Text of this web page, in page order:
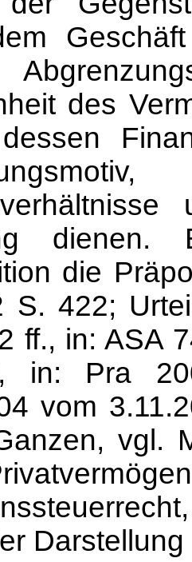
des
die
S. 422;
ff., in: ASA
in: Pra
vom
vgl.